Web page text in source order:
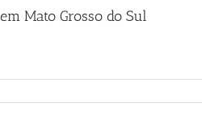
Mato Grosso do Sul